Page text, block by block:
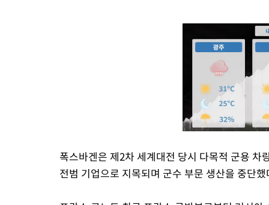
폭스바겐은 제2차 세계대전 당시 다목적 군용
전범 기업으로 지목되며 군수 부문 생산을 중단